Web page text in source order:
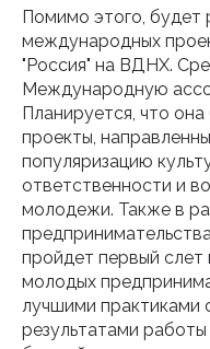
Помимо этого, будет
международных
"Россия" на ВДНХ.
Международную
Планируется, что
проекты,
популяризацию
ответственности и
молодежи. Также в
пройдет первый
молодых
лучшими практиками
результатами